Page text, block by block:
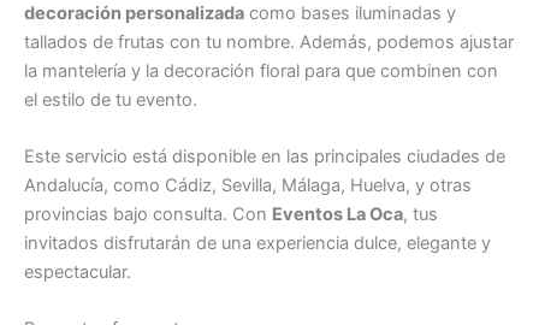
decoración personalizada como bases iluminadas y
tallados de frutas con tu nombre. Además, podemos ajustar
la mantelería y la decoración floral para que combinen con
el estilo de tu evento.
Este servicio está disponible en las principales ciudades de
Andalucía, como Cádiz, Sevilla, Málaga, Huelva, y otras
provincias bajo consulta. Con Eventos La Oca, tus
invitados disfrutarán de una experiencia dulce, elegante y
espectacular.